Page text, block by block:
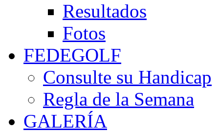
Resultados
Fotos
FEDEGOLF
Consulte su Handicap
Regla de la Semana
GALERÍA